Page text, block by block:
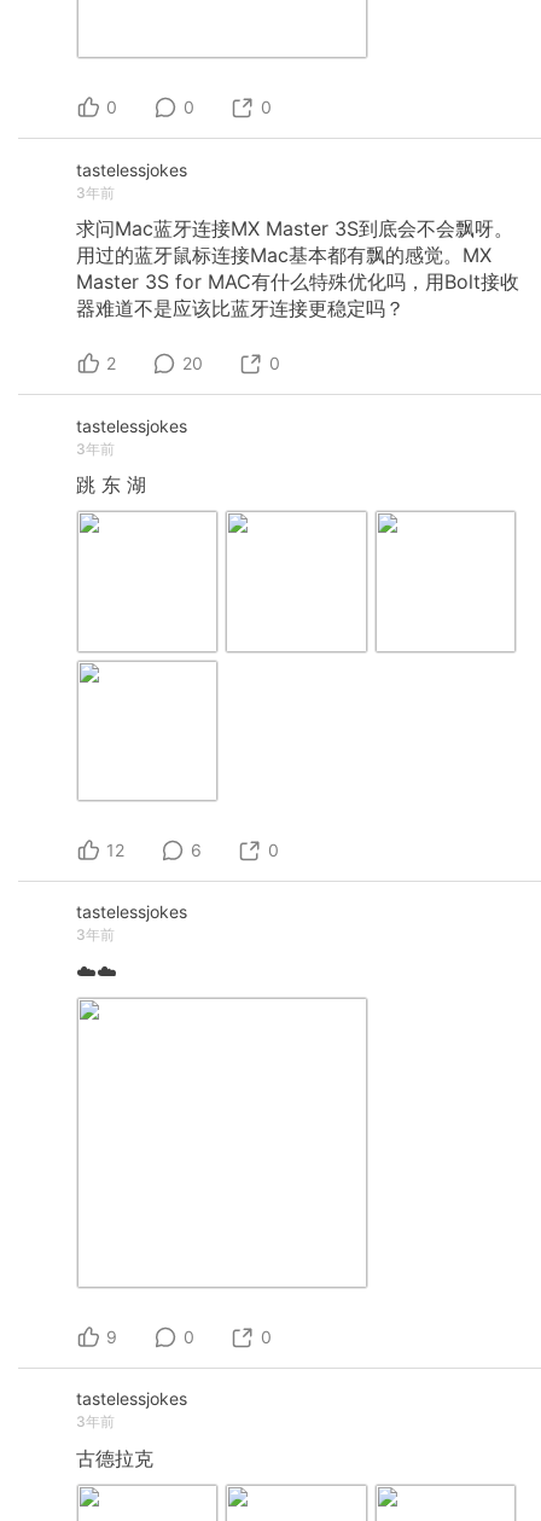
0 0 0
tastelessjokes
3年前
求问Mac蓝牙连接MX Master 3S到底会不会飘呀。
用过的蓝牙鼠标连接Mac基本都有飘的感觉。MX
Master 3S for MAC有什么特殊优化吗，用Bolt接收
器难道不是应该比蓝牙连接更稳定吗？
2 20 0
tastelessjokes
3年前
跳 东 湖
12 6 0
tastelessjokes
3年前
☁️☁️
9 0 0
tastelessjokes
3年前
古德拉克